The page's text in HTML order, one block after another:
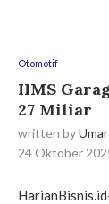
Otomotif
IIMS
27 Miliar
written by
24 Oktober